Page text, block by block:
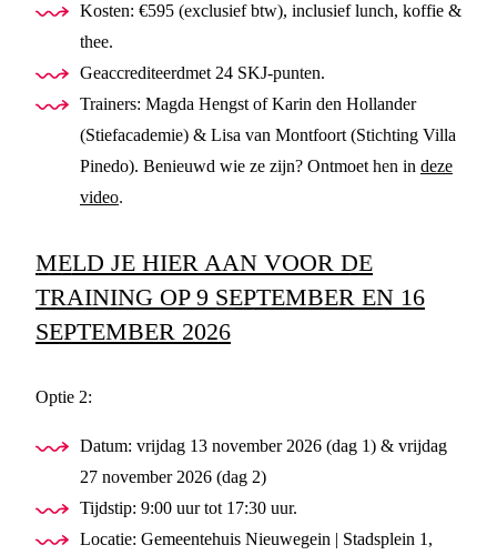
Kosten: €595 (exclusief btw), inclusief lunch, koffie &
thee.
Geaccrediteerdmet 24 SKJ-punten.
Trainers: Magda Hengst of Karin den Hollander
(Stiefacademie) & Lisa van Montfoort (Stichting Villa
Pinedo). Benieuwd wie ze zijn? Ontmoet hen in deze
video.
MELD JE HIER AAN VOOR DE
TRAINING OP 9 SEPTEMBER EN 16
SEPTEMBER 2026
Optie 2:
Datum: vrijdag 13 november 2026 (dag 1) & vrijdag
27 november 2026 (dag 2)
Tijdstip: 9:00 uur tot 17:30 uur.
Locatie: Gemeentehuis Nieuwegein | Stadsplein 1,